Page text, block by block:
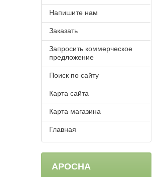
Напишите нам
Заказать
Запросить коммерческое
предложение
Поиск по сайту
Карта сайта
Карта магазина
Главная
АРОСНА